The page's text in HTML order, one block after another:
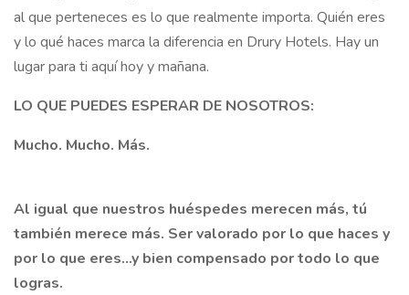
al que perteneces es lo que realmente importa. Quién eres
y lo qué haces marca la diferencia en Drury Hotels. Hay un
lugar para ti aquí hoy y mañana.
LO QUE PUEDES ESPERAR DE NOSOTROS:
Mucho. Mucho. Más.
Al igual que nuestros huéspedes merecen más, tú
también merece más. Ser valorado por lo que haces y
por lo que eres...y bien compensado por todo lo que
logras.